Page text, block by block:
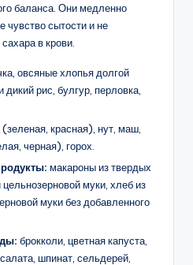
баланса. Они медленно
чувство сытости и не
в крови.
овсяные хлопья долгой
дикий рис, булгур, перловка,
красная), нут, маш,
черная), горох.
макароны из твердых
муки, хлеб из
муки без добавленного
брокколи, цветная капуста,
шпинат, сельдерей,